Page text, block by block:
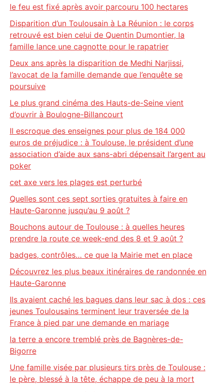
le feu est fixé après avoir parcouru 100 hectares
Disparition d’un Toulousain à La Réunion : le corps
retrouvé est bien celui de Quentin Dumontier, la
famille lance une cagnotte pour le rapatrier
Deux ans après la disparition de Medhi Narjissi,
l’avocat de la famille demande que l’enquête se
poursuive
Le plus grand cinéma des Hauts-de-Seine vient
d’ouvrir à Boulogne-Billancourt
Il escroque des enseignes pour plus de 184 000
euros de préjudice : à Toulouse, le président d’une
association d’aide aux sans-abri dépensait l’argent au
poker
cet axe vers les plages est perturbé
Quelles sont ces sept sorties gratuites à faire en
Haute-Garonne jusqu’au 9 août ?
Bouchons autour de Toulouse : à quelles heures
prendre la route ce week-end des 8 et 9 août ?
badges, contrôles… ce que la Mairie met en place
Découvrez les plus beaux itinéraires de randonnée en
Haute-Garonne
Ils avaient caché les bagues dans leur sac à dos : ces
jeunes Toulousains terminent leur traversée de la
France à pied par une demande en mariage
la terre a encore tremblé près de Bagnères-de-
Bigorre
Une famille visée par plusieurs tirs près de Toulouse :
le père, blessé à la tête, échappe de peu à la mort